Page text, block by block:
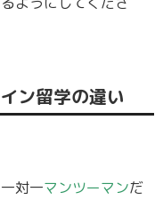
ン留学の違い
対一マンツーマンだ